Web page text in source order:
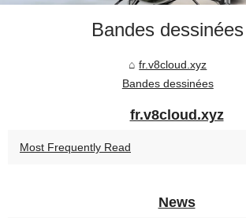
Bandes dessinées
fr.v8cloud.xyz
Bandes dessinées
fr.v8cloud.xyz
Most Frequently Read
News